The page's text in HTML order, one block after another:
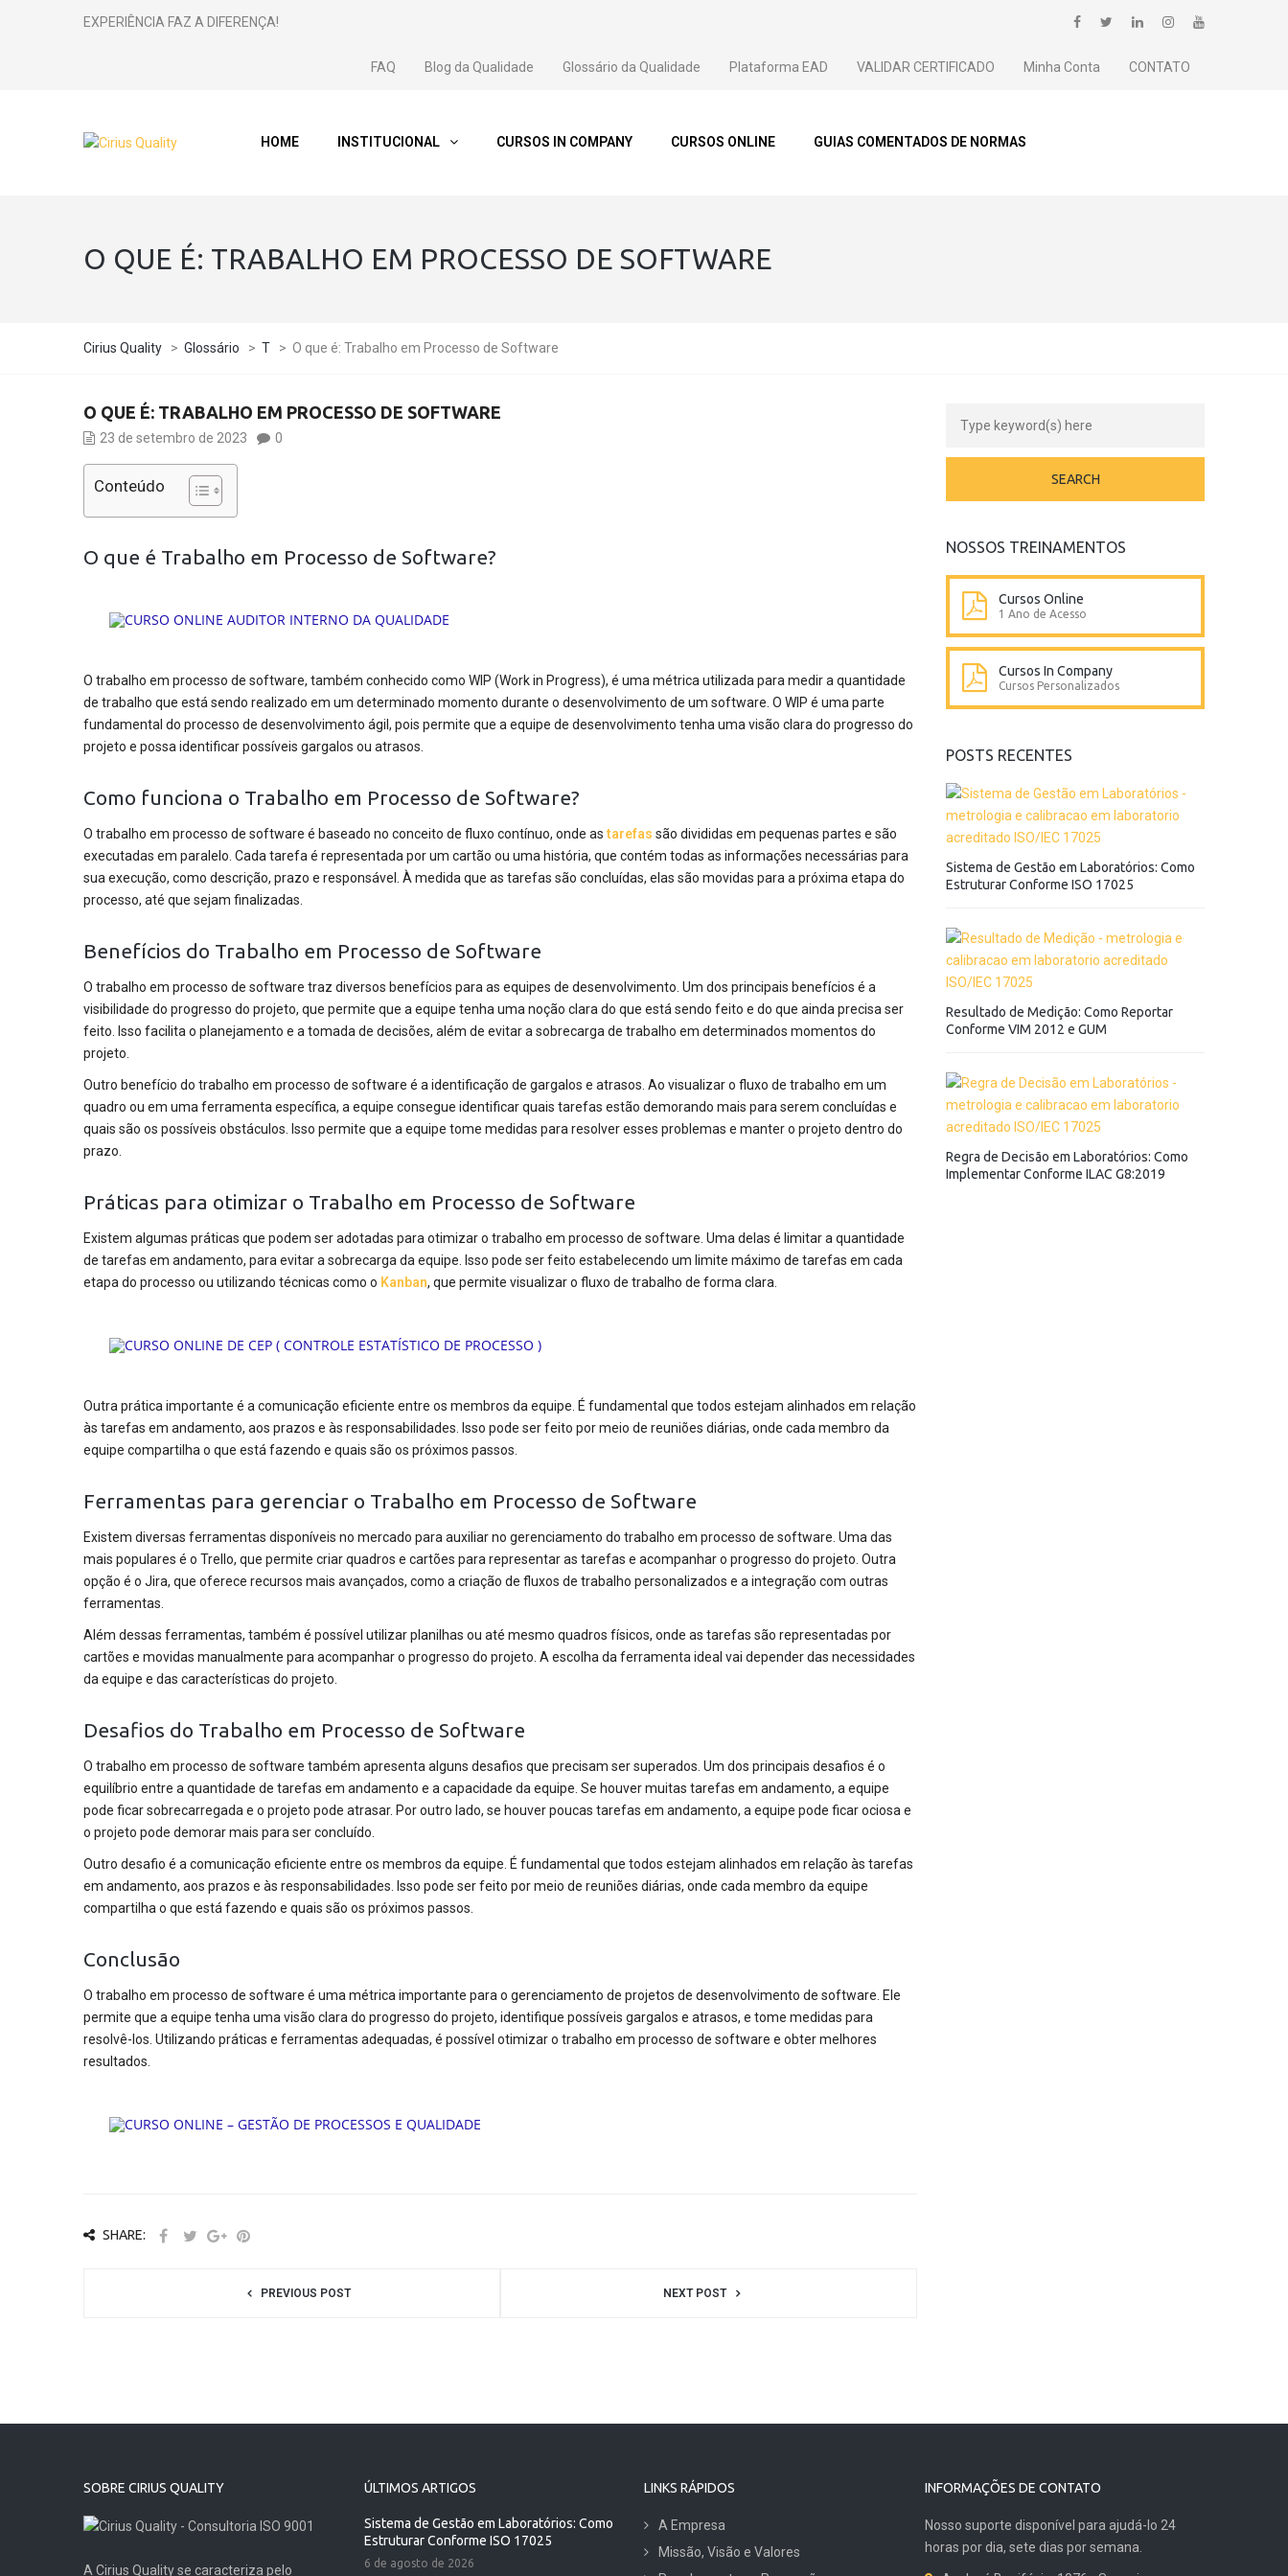
EXPERIÊNCIA FAZ A DIFERENÇA!
FAQ Blog da Qualidade Glossário da Qualidade Plataforma EAD VALIDAR CERTIFICADO Minha Conta CONTATO
HOME INSTITUCIONAL CURSOS IN COMPANY CURSOS ONLINE GUIAS COMENTADOS DE NORMAS
O QUE É: TRABALHO EM PROCESSO DE SOFTWARE
Cirius Quality > Glossário > T > O que é: Trabalho em Processo de Software
O QUE É: TRABALHO EM PROCESSO DE SOFTWARE
23 de setembro de 2023 0
Conteúdo
O que é Trabalho em Processo de Software?
O trabalho em processo de software, também conhecido como WIP (Work in Progress), é uma métrica utilizada para medir a quantidade
de trabalho que está sendo realizado em um determinado momento durante o desenvolvimento de um software. O WIP é uma parte
fundamental do processo de desenvolvimento ágil, pois permite que a equipe de desenvolvimento tenha uma visão clara do progresso do
projeto e possa identificar possíveis gargalos ou atrasos.
Como funciona o Trabalho em Processo de Software?
O trabalho em processo de software é baseado no conceito de fluxo contínuo, onde astarefas são divididas em pequenas partes e são
executadas em paralelo. Cada tarefa é representada por um cartão ou uma história, que contém todas as informações necessárias para
sua execução, como descrição, prazo e responsável. À medida que as tarefas são concluídas, elas são movidas para a próxima etapa do
processo, até que sejam finalizadas.
Benefícios do Trabalho em Processo de Software
O trabalho em processo de software traz diversos benefícios para as equipes de desenvolvimento. Um dos principais benefícios é a
visibilidade do progresso do projeto, que permite que a equipe tenha uma noção clara do que está sendo feito e do que ainda precisa ser
feito. Isso facilita o planejamento e a tomada de decisões, além de evitar a sobrecarga de trabalho em determinados momentos do
projeto.
Outro benefício do trabalho em processo de software é a identificação de gargalos e atrasos. Ao visualizar o fluxo de trabalho em um
quadro ou em uma ferramenta específica, a equipe consegue identificar quais tarefas estão demorando mais para serem concluídas e
quais são os possíveis obstáculos. Isso permite que a equipe tome medidas para resolver esses problemas e manter o projeto dentro do
prazo.
Práticas para otimizar o Trabalho em Processo de Software
Existem algumas práticas que podem ser adotadas para otimizar o trabalho em processo de software. Uma delas é limitar a quantidade
de tarefas em andamento, para evitar a sobrecarga da equipe. Isso pode ser feito estabelecendo um limite máximo de tarefas em cada
etapa do processo ou utilizando técnicas como o Kanban, que permite visualizar o fluxo de trabalho de forma clara.
Outra prática importante é a comunicação eficiente entre os membros da equipe. É fundamental que todos estejam alinhados em relação
às tarefas em andamento, aos prazos e às responsabilidades. Isso pode ser feito por meio de reuniões diárias, onde cada membro da
equipe compartilha o que está fazendo e quais são os próximos passos.
Ferramentas para gerenciar o Trabalho em Processo de Software
Existem diversas ferramentas disponíveis no mercado para auxiliar no gerenciamento do trabalho em processo de software. Uma das
mais populares é o Trello, que permite criar quadros e cartões para representar as tarefas e acompanhar o progresso do projeto. Outra
opção é o Jira, que oferece recursos mais avançados, como a criação de fluxos de trabalho personalizados e a integração com outras
ferramentas.
Além dessas ferramentas, também é possível utilizar planilhas ou até mesmo quadros físicos, onde as tarefas são representadas por
cartões e movidas manualmente para acompanhar o progresso do projeto. A escolha da ferramenta ideal vai depender das necessidades
da equipe e das características do projeto.
Desafios do Trabalho em Processo de Software
O trabalho em processo de software também apresenta alguns desafios que precisam ser superados. Um dos principais desafios é o
equilíbrio entre a quantidade de tarefas em andamento e a capacidade da equipe. Se houver muitas tarefas em andamento, a equipe
pode ficar sobrecarregada e o projeto pode atrasar. Por outro lado, se houver poucas tarefas em andamento, a equipe pode ficar ociosa e
o projeto pode demorar mais para ser concluído.
Outro desafio é a comunicação eficiente entre os membros da equipe. É fundamental que todos estejam alinhados em relação às tarefas
em andamento, aos prazos e às responsabilidades. Isso pode ser feito por meio de reuniões diárias, onde cada membro da equipe
compartilha o que está fazendo e quais são os próximos passos.
Conclusão
O trabalho em processo de software é uma métrica importante para o gerenciamento de projetos de desenvolvimento de software. Ele
permite que a equipe tenha uma visão clara do progresso do projeto, identifique possíveis gargalos e atrasos, e tome medidas para
resolvê-los. Utilizando práticas e ferramentas adequadas, é possível otimizar o trabalho em processo de software e obter melhores
resultados.
SHARE:
PREVIOUS POST NEXT POST
NOSSOS TREINAMENTOS
Cursos Online
1 Ano de Acesso
Cursos In Company
Cursos Personalizados
POSTS RECENTES
Sistema de Gestão em Laboratórios: Como
Estruturar Conforme ISO 17025
Resultado de Medição: Como Reportar
Conforme VIM 2012 e GUM
Regra de Decisão em Laboratórios: Como
Implementar Conforme ILAC G8:2019
SOBRE CIRIUS QUALITY
A Cirius Quality se caracteriza pelo
ÚLTIMOS ARTIGOS
Sistema de Gestão em Laboratórios: Como
Estruturar Conforme ISO 17025
6 de agosto de 2026
LINKS RÁPIDOS
A Empresa
Missão, Visão e Valores
INFORMAÇÕES DE CONTATO
Nosso suporte disponível para ajudá-lo 24
horas por dia, sete dias por semana.